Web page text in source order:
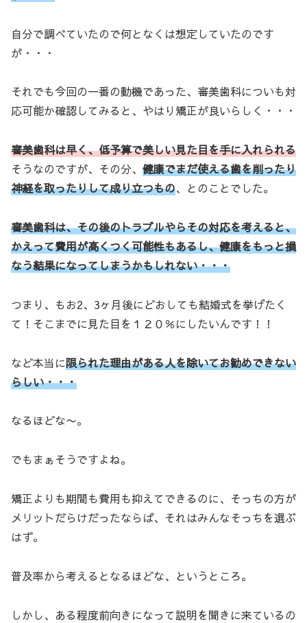
自分で調べていたので何となくは想定していたのです
が・・・
それでも今回の一番の動機であった、審美歯科についも対
応可能か確認してみると、やはり矯正が良いらしく・・・
審美歯科は早く、低予算で美しい見た目を手に入れられる
そうなのですが、その分、 健康でまだ使える歯を削ったり
神経を取ったりして成り立つもの、とのことでした。
審美歯科は、その後のトラブルやらその対応を考えると、
かえって費用が高くつく可能性もあるし、健康をもっと損
なう結果になってしまうかもしれない・・・
つまり、もお2、3ヶ月後にどおしても結婚式を挙げたく
て！そこまでに見た目を１２０％にしたいんです！！
など本当に限られた理由がある人を除いてお勧めできない
らしい・・・
なるほどな〜。
でもまぁそうですよね。
矯正よりも期間も費用も抑えてできるのに、そっちの方が
メリットだらけだったならば、それはみんなそっちを選ぶ
はず。
普及率から考えるとなるほどな、というところ。
しかし、ある程度前向きになって説明を聞きに来ているの